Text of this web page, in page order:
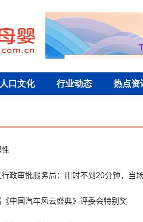
政审批服务局：用时不到20分钟，当
中国汽车风云盛典》评委会特别奖